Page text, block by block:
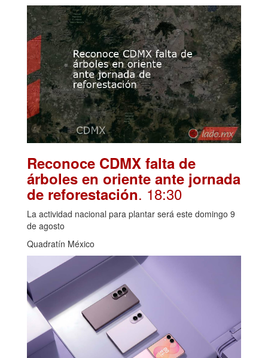
Reconoce CDMX falta de
árboles en oriente ante jornada
de reforestación. 18:30
La actividad nacional para plantar será este domingo 9
de agosto
Quadratín México